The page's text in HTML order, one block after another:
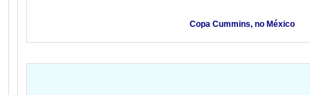
Copa Cummins, no México